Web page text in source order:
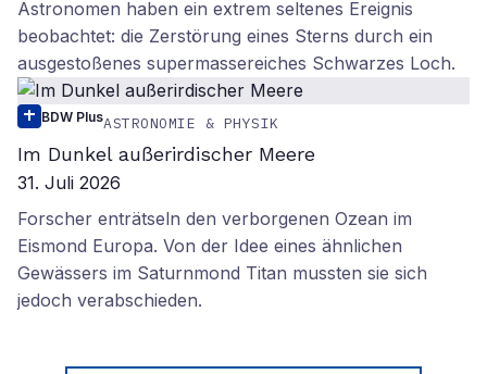
Astronomen haben ein extrem seltenes Ereignis
beobachtet: die Zerstörung eines Sterns durch ein
ausgestoßenes supermassereiches Schwarzes Loch.
BDW PlusASTRONOMIE & PHYSIK
Im Dunkel außerirdischer Meere
31. Juli 2026
Forscher enträtseln den verborgenen Ozean im
Eismond Europa. Von der Idee eines ähnlichen
Gewässers im Saturnmond Titan mussten sie sich
jedoch verabschieden.